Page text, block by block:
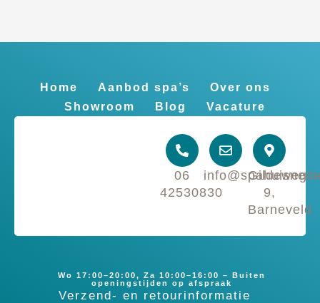
Home Aanbod spa’s
Over ons
Showroom
Blog Vacature
06
42530830
Gildeweg
9,
Barneveld
Wo 17:00–20:00, Za 10:00–16:00 – Buiten
openingstijden op afspraak
Verzend- en retourinformatie